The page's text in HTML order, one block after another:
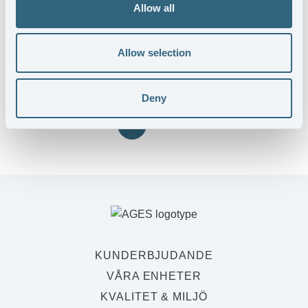
Allow all
Allow selection
Deny
A-TOOLING
automation.
KUNDERBJUDANDE
VÅRA ENHETER
KVALITET & MILJÖ